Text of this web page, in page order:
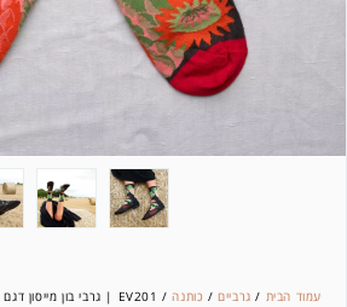
עמוד הבית / גרביים/ כותנה/ EV201 | גרבי בון מייסון דגם Black Pineapple Socks